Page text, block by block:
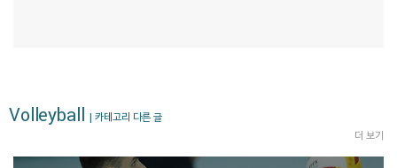
Volleyball | 카테고리 다른 글
더 보기